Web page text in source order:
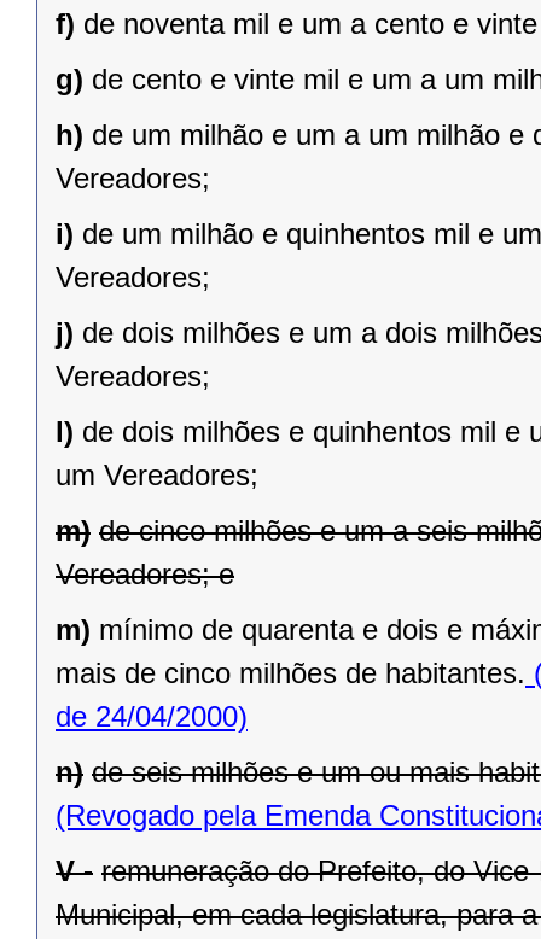
f) de noventa mil e um a cento e
g) de cento e vinte mil e um a um
h) de um milhão e um a um milhão e
Vereadores;
i) de um milhão e quinhentos mil e
Vereadores;
j) de dois milhões e um a dois
Vereadores;
l) de dois milhões e quinhentos mil e
um Vereadores;
m) de cinco milhões e um a seis
Vereadores; e
m) mínimo de quarenta e dois e
mais de cinco milhões de habitantes.
de 24/04/2000)
n) de seis milhões e um ou mais
(Revogado pela Emenda
V - remuneração do Prefeito, do
Municipal, em cada legislatura, para